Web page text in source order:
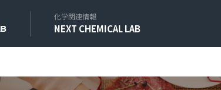
化学関連情報
NEXT CHEMICAL LAB